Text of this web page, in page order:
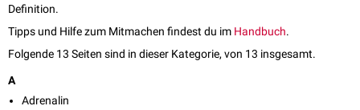
Definition.
Tipps und Hilfe zum Mitmachen findest du im Handbuch.
Folgende 13 Seiten sind in dieser Kategorie, von 13 insgesamt.
A
Adrenalin